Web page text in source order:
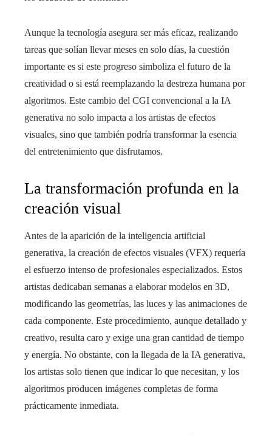
Aunque la tecnología asegura ser más eficaz, realizando
tareas que solían llevar meses en solo días, la cuestión
importante es si este progreso simboliza el futuro de la
creatividad o si está reemplazando la destreza humana por
algoritmos. Este cambio del CGI convencional a la IA
generativa no solo impacta a los artistas de efectos
visuales, sino que también podría transformar la esencia
del entretenimiento que disfrutamos.
La transformación profunda en la
creación visual
Antes de la aparición de la inteligencia artificial
generativa, la creación de efectos visuales (VFX) requería
el esfuerzo intenso de profesionales especializados. Estos
artistas dedicaban semanas a elaborar modelos en 3D,
modificando las geometrías, las luces y las animaciones de
cada componente. Este procedimiento, aunque detallado y
creativo, resulta caro y exige una gran cantidad de tiempo
y energía. No obstante, con la llegada de la IA generativa,
los artistas solo tienen que indicar lo que necesitan, y los
algoritmos producen imágenes completas de forma
prácticamente inmediata.